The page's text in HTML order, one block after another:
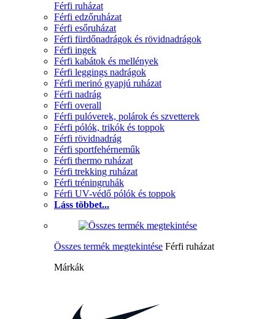
Férfi ruházat
Férfi edzőruházat
Férfi esőruházat
Férfi fürdőnadrágok és rövidnadrágok
Férfi ingek
Férfi kabátok és mellények
Férfi leggings nadrágok
Férfi merinó gyapjú ruházat
Férfi nadrág
Férfi overall
Férfi pulóverek, polárok és szvetterek
Férfi pólók, trikók és toppok
Férfi rövidnadrág
Férfi sportfehérneműk
Férfi thermo ruházat
Férfi trekking ruházat
Férfi tréningruhák
Férfi UV-védő pólók és toppok
Láss többet...
Összes termék megtekintése Férfi ruházat
Márkák